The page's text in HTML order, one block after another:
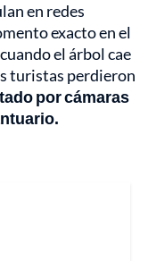
en redes
exacto en el
el árbol cae
turistas perdieron
por cámaras